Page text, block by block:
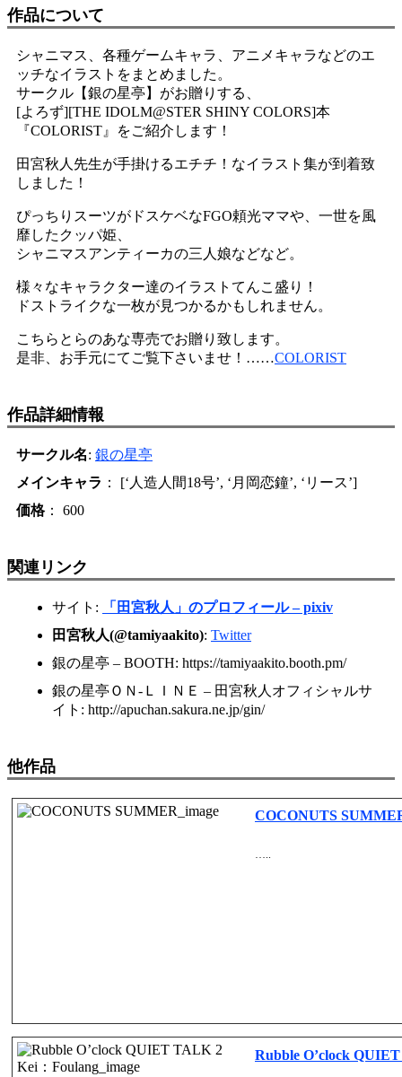
作品について
シャニマス、各種ゲームキャラ、アニメキャラなどのエ
ッチなイラストをまとめました。
サークル【銀の星亭】がお贈りする、
[よろず][THE IDOLM@STER SHINY COLORS]本
『COLORIST』をご紹介します！
田宮秋人先生が手掛けるエチチ！なイラスト集が到着致
しました！
ぴっちりスーツがドスケベなFGO頼光ママや、一世を風
靡したクッパ姫、
シャニマスアンティーカの三人娘などなど。
様々なキャラクター達のイラストてんこ盛り！
ドストライクな一枚が見つかるかもしれません。
こちらとらのあな専売でお贈り致します。
是非、お手元にてご覧下さいませ！……COLORIST
作品詳細情報
サークル名: 銀の星亭
メインキャラ ： [‘人造人間18号’, ‘月岡恋鐘’, ‘リース’]
価格： 600
関連リンク
サイト:
「田宮秋人」のプロフィール – pixiv
田宮秋人(@tamiyaakito): Twitter
銀の星亭 – BOOTH: https://tamiyaakito.booth.pm/
銀の星亭ＯＮ-ＬＩＮＥ – 田宮秋人オフィシャルサ
イト: http://apuchan.sakura.ne.jp/gin/
他作品
COCONUTS
…..
Rubble O’clock